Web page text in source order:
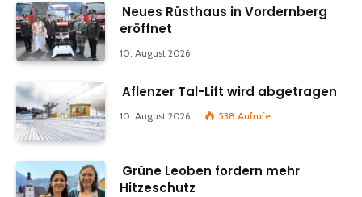
Neues Rüsthaus in Vordernberg
eröffnet
10. August 2026
Aflenzer Tal-Lift wird abgetragen
10. August 2026 538 Aufrufe
Grüne Leoben fordern mehr
Hitzeschutz